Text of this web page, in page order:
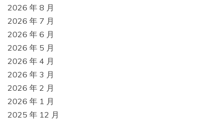
2026 年 8 月
2026 年 7 月
2026 年 6 月
2026 年 5 月
2026 年 4 月
2026 年 3 月
2026 年 2 月
2026 年 1 月
2025 年 12 月